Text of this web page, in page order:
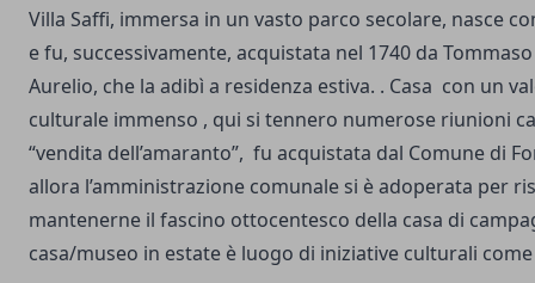
Villa Saffi, immersa in un vasto parco secolare, nasce
e fu, successivamente, acquistata nel 1740 da
Aurelio, che la adibì a residenza estiva. . Casa con un
culturale immenso , qui si tennero numerose riunioni
“vendita dell’amaranto”, fu acquistata dal Comune di
allora l’amministrazione comunale si è adoperata per
mantenerne il fascino ottocentesco della casa di
casa/museo in estate è luogo di iniziative culturali